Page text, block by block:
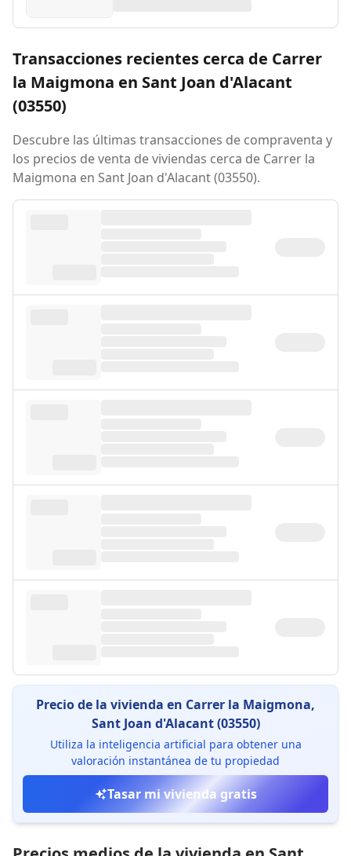
Transacciones recientes cerca de Carrer
la Maigmona en Sant Joan d'Alacant
(03550)
Descubre las últimas transacciones de compraventa y
los precios de venta de viviendas cerca de Carrer la
Maigmona en Sant Joan d'Alacant (03550).
Precio de la vivienda en Carrer la Maigmona,
Sant Joan d'Alacant (03550)
Utiliza la inteligencia artificial para obtener una
valoración instantánea de tu propiedad
Tasar mi vivienda gratis